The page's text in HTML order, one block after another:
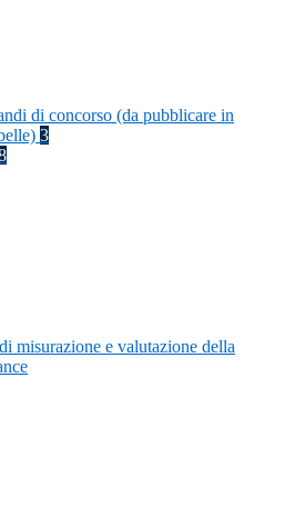
di concorso (da pubblicare in
3
misurazione e valutazione della